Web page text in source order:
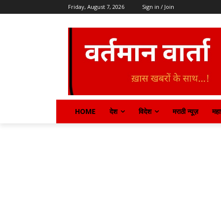
Friday, August 7, 2026 Sign in / Join
HOME देश विदेश मराठी न्यूज़